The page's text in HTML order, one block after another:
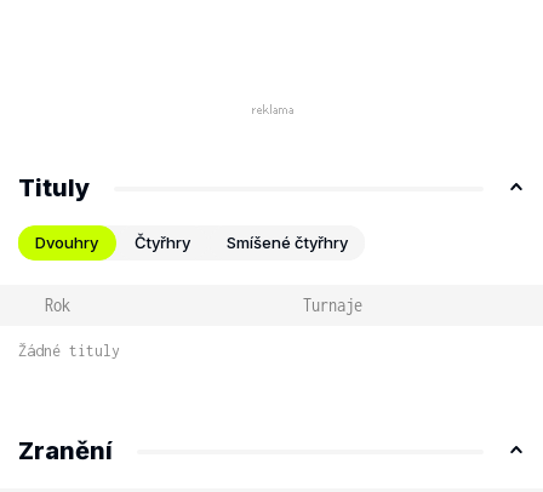
Tituly
Dvouhry Čtyřhry Smíšené čtyřhry
Rok Turnaje
Žádné tituly
Zranění